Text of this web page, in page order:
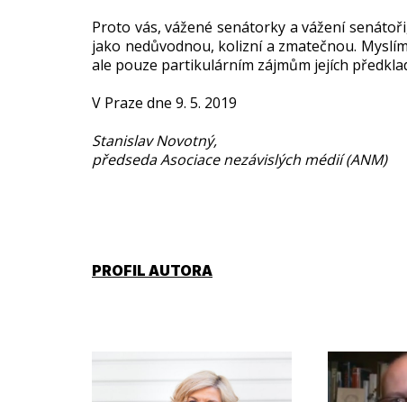
Proto vás, vážené senátorky a vážení
jako nedůvodnou, kolizní a zmatečnou.
ale pouze partikulárním zájmům jejích
V Praze dne 9. 5. 2019
Stanislav Novotný,
předseda Asociace nezávislých médií (ANM)
PROFIL AUTORA